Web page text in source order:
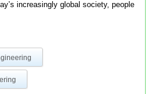
increasingly global society, people